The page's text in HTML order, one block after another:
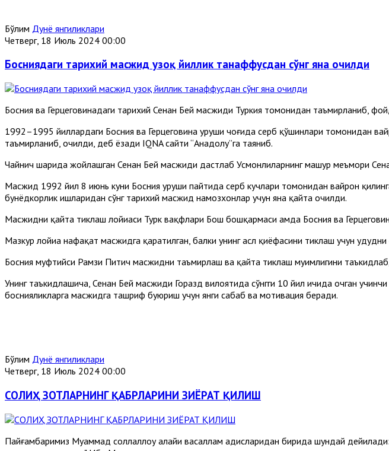
Бўлим Дунё янгиликлари
Четверг, 18 Июль 2024 00:00
Босниядаги тарихий масжид узоқ йиллик танаффусдан сўнг яна очилди
Босния ва Герцеговинадаги тарихий Сенан Бей масжиди Туркия томонидан таъмирланиб,
1992–1995 йиллардаги Босния ва Герцеговина уруши чоғида серб қўшинлари томонидан
таъмирланиб, очилди, деб ёзади IQNA сайти “Aнадолу”га таяниб.
Чайнич шаҳрида жойлашган Сенан Бей масжиди дастлаб Усмонлиларнинг машҳур меъмори
Масжид 1992 йил 8 июнь куни Босния уруши пайтида серб кучлари томонидан вайрон
бунёдкорлик ишларидан сўнг тарихий масжид намозхонлар учун яна қайта очилди.
Масжидни қайта тиклаш лойиҳаси Турк вақфлари Бош бошқармаси ҳамда Босния ва
Мазкур лойиҳа нафақат масжидга қаратилган, балки унинг асл қиёфасини тиклаш учун
Босния муфтийси Рамзи Питич масжидни таъмирлаш ва қайта тиклаш муҳимлигини
Унинг таъкидлашича, Сенан Бей масжиди Горазд вилоятида сўнгги 10 йил ичида очган
боснияликларга масжидга ташриф буюриш учун янги сабаб ва мотивация беради.
Бўлим Дунё янгиликлари
Четверг, 18 Июль 2024 00:00
СОЛИҲ ЗОТЛАРНИНГ ҚАБРЛАРИНИ ЗИЁРАТ ҚИЛИШ
Пайғамбаримиз Муҳаммад соллаллоҳу алайҳи васаллам ҳадисларидан бирида шундай